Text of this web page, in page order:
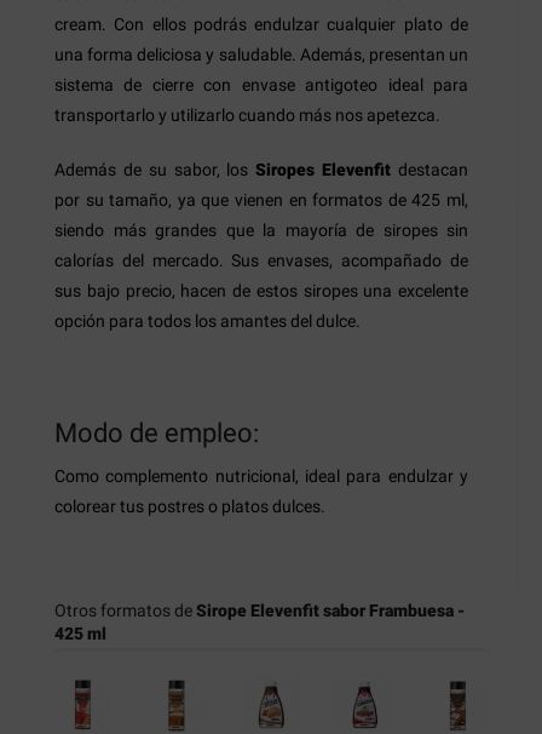
cream. Con ellos podrás endulzar cualquier plato de
una forma deliciosa y saludable. Además, presentan un
sistema de cierre con envase antigoteo ideal para
transportarlo y utilizarlo cuando más nos apetezca.
Además de su sabor, losSiropes Elevenfit destacan
por su tamaño, ya que vienen en formatos de 425 ml,
siendo más grandes que la mayoría de siropes sin
calorías del mercado. Sus envases, acompañado de
sus bajo precio, hacen de estos siropes una excelente
opción para todos los amantes del dulce.
Modo de empleo:
Como complemento nutricional, ideal para endulzar y
colorear tus postres o platos dulces.
Otros formatos deSirope Elevenfit sabor Frambuesa -
425 ml